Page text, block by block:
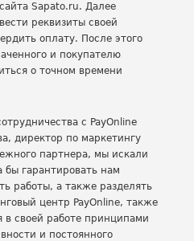
Sapato.ru. Далее
реквизиты своей
оплату. После этого
и покупателю
о точном времени
с PayOnline
директор по маркетингу
партнера, мы искали
бы гарантировать нам
работы, а также разделять
центр PayOnline, также
в своей работе принципами
и постоянного